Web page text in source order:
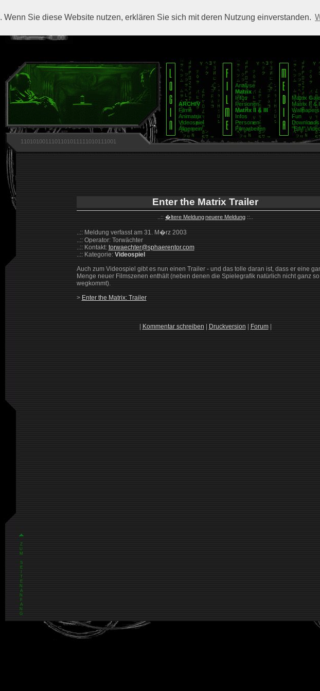
Sie diese Website nutzen, erklären Sie sich mit deren Nutzung einverstanden.
ARCHIV
Filme
Animatrix
Videospiel
Allgemein
Analyse
Matrix
Infos
Personen
Matrix II & III
Infos
Personen
Filmarbeiten
Matrix
Matrix II &
Wallpapers
Fun
Downloads
"EtM"
1101010011101101011111010111001
Z
U
M
S
E
T
E
N
A
N
F
A
N
G
Enter the Matrix Trailer
..:: �ltere Meldungneuere Meldung ::..
..:: Meldung verfasst am 31. M�rz 2003
..:: Operator: Torwächter
..:: Kontakt: torwaechter@sphaerentor.com
..:: Kategorie: Videospiel
Auch zum Videospiel gibt es nun einen Trailer - und das tolle daran ist, dass er eine
Menge neuer Filmszenen enthält (neben denen die Spielegrafik natürlich nicht ganz
wegkommt).
> Enter the Matrix: Trailer
Kommentar schreiben Druckversion Forum|